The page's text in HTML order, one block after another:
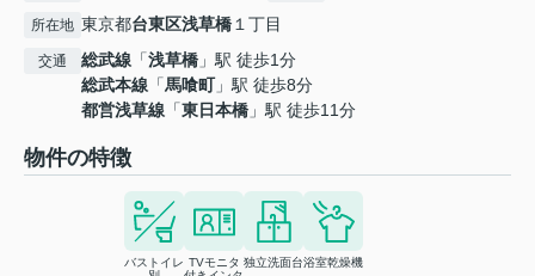
所在地 東京都台東区浅草橋１丁目
交通 総武線 「浅草橋 」駅 徒歩1分
総武本線 「馬喰町」駅 徒歩8分
都営浅草線 「東日本橋 」駅 徒歩11分
物件の特徴
バストイレ TVモニタ 独立洗面台浴室乾燥機